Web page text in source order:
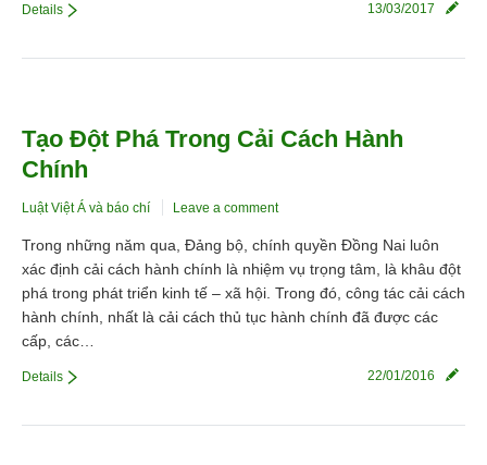
13/03/2017
Details
Tạo Đột Phá Trong Cải Cách Hành
Chính
Luật Việt Á và báo chí Leave a comment
Trong những năm qua, Đảng bộ, chính quyền Đồng Nai luôn
xác định cải cách hành chính là nhiệm vụ trọng tâm, là khâu đột
phá trong phát triển kinh tế – xã hội. Trong đó, công tác cải cách
hành chính, nhất là cải cách thủ tục hành chính đã được các
cấp, các…
22/01/2016
Details